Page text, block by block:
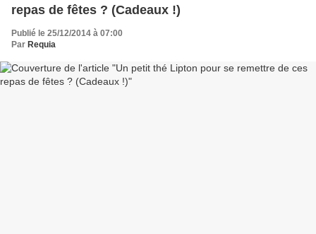
repas de fêtes ? (Cadeaux !)
Publié le 25/12/2014 à 07:00
Par Requia